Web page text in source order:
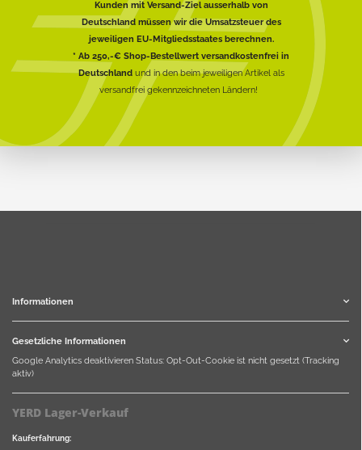
Kunden mit Versand-Ziel ausserhalb von
Deutschland müssen wir die Umsatzsteuer des
jeweiligen EU-Mitgliedsstaates berechnen.
* Ab 250,-€ Shop-Bestellwert versandkostenfrei in
Deutschlandund in den beim jeweiligen Artikel als
versandfrei gekennzeichneten Ländern!
Informationen
Gesetzliche Informationen
Google Analytics deaktivieren Status: Opt-Out-Cookie ist nicht gesetzt (Tracking
aktiv)
YERD Lager-Verkauf
Kauferfahrung: